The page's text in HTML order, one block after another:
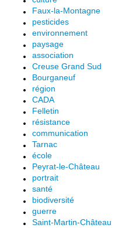
Faux-la-Montagne
pesticides
environnement
paysage
association
Creuse Grand Sud
Bourganeuf
région
CADA
Felletin
résistance
communication
Tarnac
école
Peyrat-le-Château
portrait
santé
biodiversité
guerre
Saint-Martin-Château